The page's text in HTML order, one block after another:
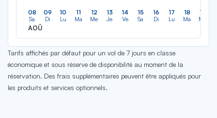
08
Sa
AOÛ
09
Di
10
Lu
11
Ma
12
Me
13
Je
14
Ve
15
Sa
16
Di
17
Lu
18
Ma
19
Me
Tarifs affichés par défaut pour un vol de 7 jours en classe
économique et sous réserve de disponibilité au moment de la
réservation. Des frais supplémentaires peuvent être appliqués pour
les produits et services optionnels.